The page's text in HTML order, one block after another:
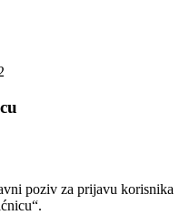
poziv za prijavu korisnika